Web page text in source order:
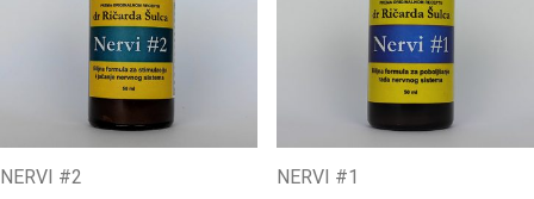
NERVI #2 NERVI #1